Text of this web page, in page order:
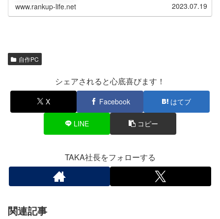
www.rankup-life.net 2023.07.19
自作PC
シェアされると心底喜びます！
X Facebook はてブ
LINE コピー
TAKA社長をフォローする
関連記事